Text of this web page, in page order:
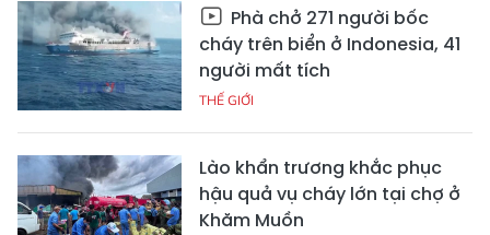
Phà chở 271 người bốc
cháy trên biển ở Indonesia, 41
người mất tích
THẾ GIỚI
Lào khẩn trương khắc phục
hậu quả vụ cháy lớn tại chợ ở
Khăm Muồn